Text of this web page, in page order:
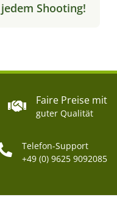
Shooting!
Faire Preise mit
guter Qualität
Telefon-Support
+49 (0) 9625 9092085